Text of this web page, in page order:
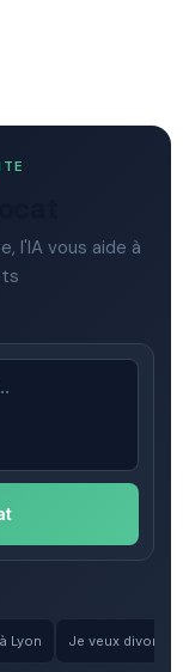
l'IA vous aide à
Lyon Je veux